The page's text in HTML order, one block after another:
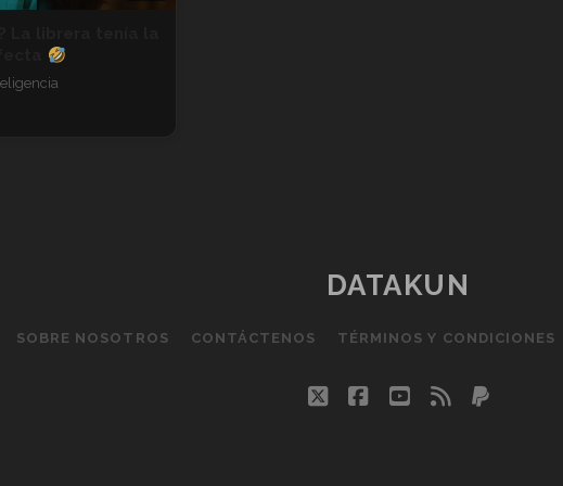
DATAKUN
SOBRE NOSOTROS CONTÁCTENOS TÉRMINOS Y CONDICIONES
twitterfacebook
youtube
rss paypal